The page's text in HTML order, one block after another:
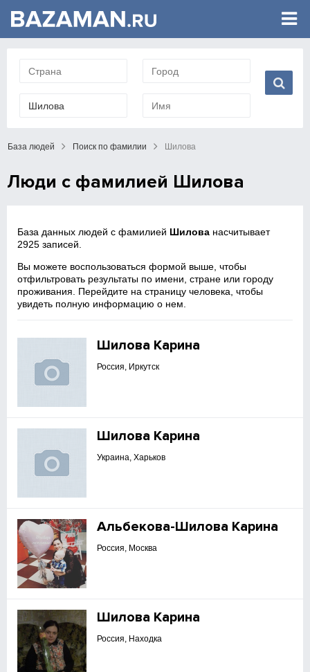
База людей Поиск по фамилии Шилова
Люди с фамилией Шилова
База данных людей с фамилией Шилова насчитывает
2925 записей.
Вы можете воспользоваться формой выше, чтобы
отфильтровать результаты по имени, стране или городу
проживания. Перейдите на страницу человека, чтобы
увидеть полную информацию о нем.
Шилова Карина
Россия, Иркутск
Шилова Карина
Украина, Харьков
Альбекова-Шилова Карина
Россия, Москва
Шилова Карина
Россия, Находка